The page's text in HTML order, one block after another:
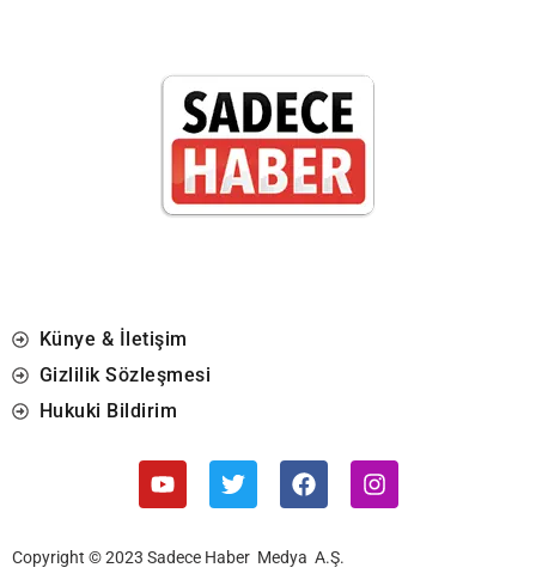
Künye & İletişim
Gizlilik Sözleşmesi
Hukuki Bildirim
Copyright © 2023 Sadece Haber Medya A.Ş.